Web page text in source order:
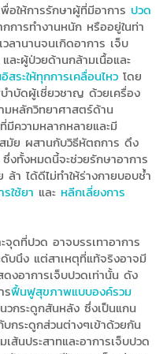
พื่อให้การรักษาผู้ที่มีอาการ ปวด
กการทำงานหนัก หรืออยู่ในท่า
ลานานจนเกิดอาการ เจ็บ
ละผู้ป่วยด้านกล้ามเนื้อและ
สระให้ทุกการเคลื่อนไหว โดย
ำบัดผู้เชี่ยวชาญ ด้วยเครื่อง
มหลักวิทยาศาสตร์ด้าน
ความหลากหลายและมี
สมัย ผสานกับวิธีหัตถการ ดึง
งทั้งหมดนี้จะช่วยรักษาอาการ
ล้า ได้ดีไม่ทำให้ร่างกายบอบช้ำ
ใช้ยา และ หลีกเลี่ยงการ
จุดที่ปวด อาจบรรเทาอาการ
ดับนึง แต่สาเหตุที่แท้จริงอาจมี
งอาการเจ็บปวดเท่านั้น ดัง
รฟื้นฟูสุขภาพแบบองค์รวม
กระดูกสันหลัง ซึ่งเป็นแกน
กระดูกส่วนต่างๆเข้าด้วยกัน
เส้นประสาทและอาการเจ็บปวด